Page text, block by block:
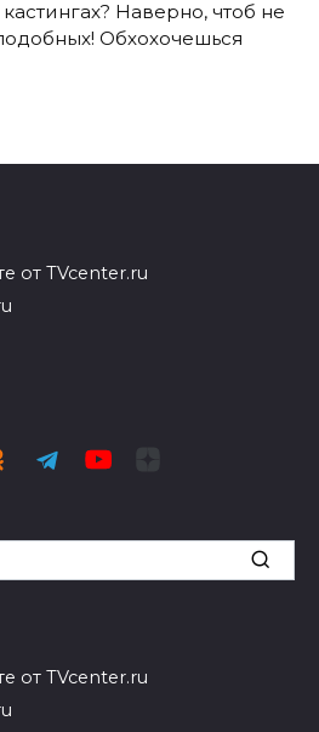
Наверно, чтоб не
Обхохочешься
от TVcenter.ru
от TVcenter.ru